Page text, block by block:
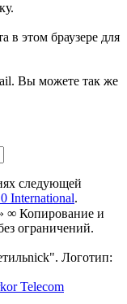
в этом браузере для
Вы можете так же
следующей
International.
∞ Копирование и
ограничений.
Логотип:
Telecom